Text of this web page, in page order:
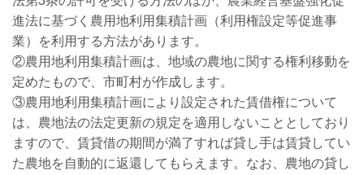
進法に基づく農用地利用集積計画（利用権設定等促進事
業）を利用する方法があります。
②農用地利用集積計画は、地域の農地に関する権利移動を
定めたもので、市町村が作成します。
③農用地利用集積計画により設定された賃借権について
は、農地法の法定更新の規定を適用しないこととしており
ますので、賃貸借の期間が満了すれば貸し手は賃貸してい
た農地を自動的に返還してもらえます。なお、農地の貸し